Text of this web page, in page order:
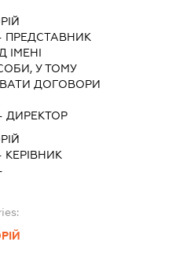
ПРЕДСТАВНИК
ІМЕНІ
У ТОМУ
ДОГОВОРИ
ДИРЕКТОР
КЕРІВНИК